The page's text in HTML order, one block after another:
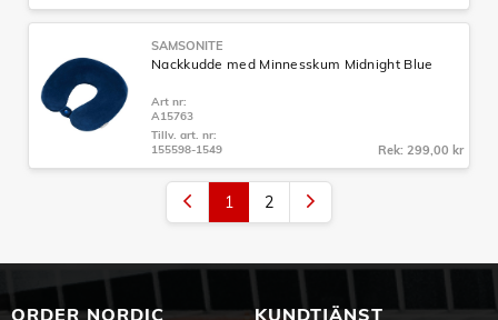
SAMSONITE
Nackkudde med Minnesskum Midnight Blue
Art nr:
A15763
Tillv. art. nr:
155598-1549
Rek: 299,00 kr
1 2
ORDER NORDIC KUNDTJÄNST